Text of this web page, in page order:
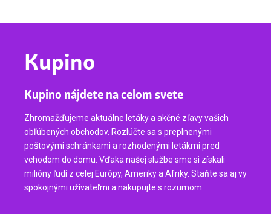
Kupino
Kupino nájdete na celom svete
Zhromažďujeme aktuálne letáky a akčné zľavy vašich
obľúbených obchodov. Rozlúčte sa s preplnenými
poštovými schránkami a rozhodenými letákmi pred
vchodom do domu. Vďaka našej službe sme si získali
milióny ľudí z celej Európy, Ameriky a Afriky. Staňte sa aj vy
spokojnými užívateľmi a nakupujte s rozumom.